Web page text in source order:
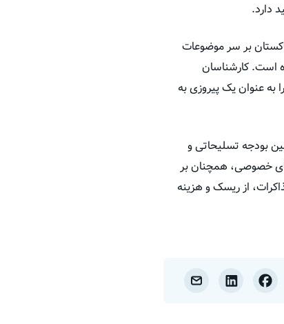
دارد.
بر سر موضوعات
است. کارشناسان
عنوان یک پیروزی به
بودجه تسلیحاتی و
خصوصی، همچنان بر
از ریسک و هزینه